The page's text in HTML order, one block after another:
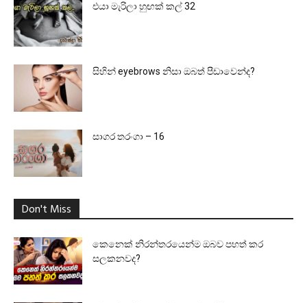
එයා මැරිලා හුඟක් කල් 32
සිහින් eyebrows නිසා ඔබත් පීඩාවෙන්ද?
සාගර තරංගා – 16
Don't Miss
කෙනෙක් නිරන්තරයෙන්ම ඔබව පහත් කර
සලකනවද?